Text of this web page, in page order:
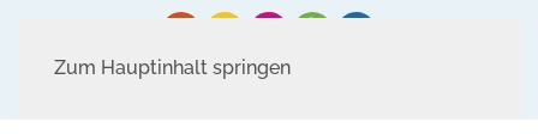
Zum Hauptinhalt springen